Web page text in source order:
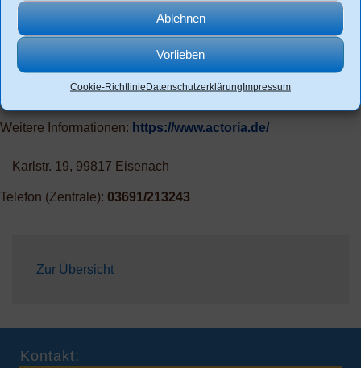
Ablehnen
Vorlieben
Cookie-RichtlinieDatenschutzerklärungImpressum
Thomas Seydel
E-Mail: info@actoria.de
Telefon:
Weitere Informationen: https://www.actoria.de/
Karlstr. 19, 99817 Eisenach
Telefon (Zentrale): 03691/213243
Zur Übersicht
Kontakt: